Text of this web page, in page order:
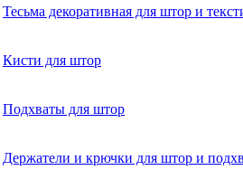
Тесьма декоративная для штор и
Кисти для штор
Подхваты для штор
Держатели и крючки для штор и